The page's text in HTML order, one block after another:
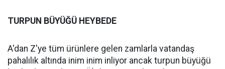
TURPUN BÜYÜĞÜ HEYBEDE
A'dan Z'ye tüm ürünlere gelen zamlarla vatandaş
pahalılık altında inim inim inliyor ancak turpun büyüğü